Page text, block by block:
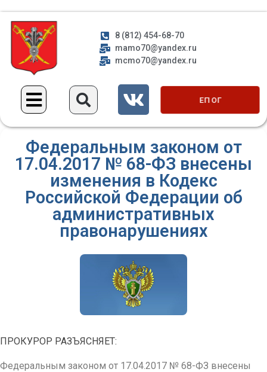
8 (812) 454-68-70
mamo70@yandex.ru
mcmo70@yandex.ru
ЕП ОГ
Федеральным законом от
17.04.2017 № 68-ФЗ внесены
изменения в Кодекс
Российской Федерации об
административных
правонарушениях
ПРОКУРОР РАЗЪЯСНЯЕТ:
Федеральным законом от 17.04.2017 № 68-ФЗ внесены